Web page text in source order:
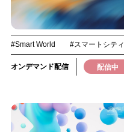
#Smart World #スマートシティ
オンデマンド配信 配信中